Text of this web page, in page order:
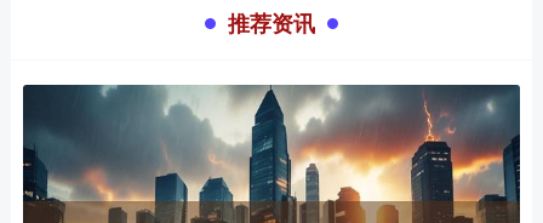
推荐资讯